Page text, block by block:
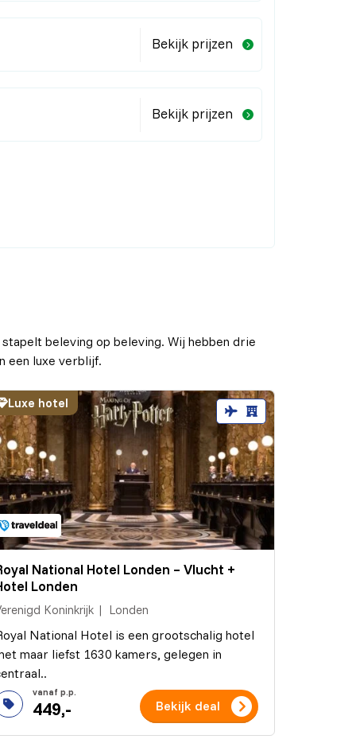
Bekijk prijzen
Bekijk prijzen
beleving op beleving. Wij hebben drie
een luxe verblijf.
Luxe hotel
National Hotel Londen – Vlucht +
Londen
Koninkrijk Londen
National Hotel is een grootschalig hotel
maar liefst 1630 kamers, gelegen in
449,- Bekijk deal